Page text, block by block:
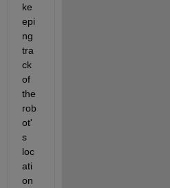
ke
epi
ng
tra
ck
of
the
rob
ot'
s
loc
ati
on